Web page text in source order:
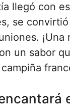
llegó con
se
¡Una
un sabor